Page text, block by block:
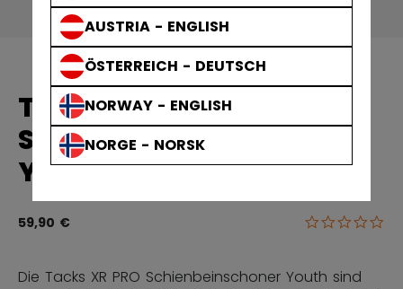
AUSTRIA - ENGLISH
ÖSTERREICH - DEUTSCH
NORWAY - ENGLISH
NORGE - NORSK
TACKS XR PRO
SCHIENBEINSCHONER
YOUTH
59,90 € 3,4 von 5
Die Tacks XR PRO Schienbeinschoner Youth sind